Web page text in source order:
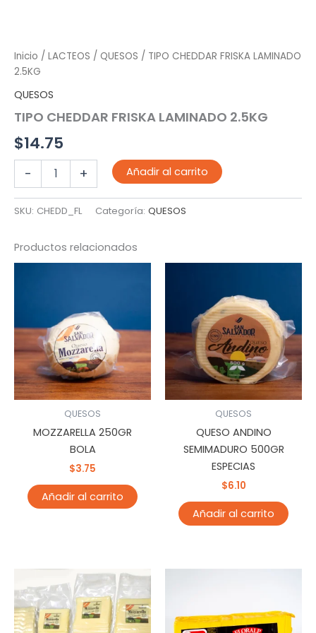
Inicio / LACTEOS / QUESOS / TIPO CHEDDAR FRISKA LAMINADO
2.5KG
QUESOS
TIPO CHEDDAR FRISKA LAMINADO 2.5KG
$14.75
-
CHEDDAR
LAMINADO
+ Añadir al carrito
SKU: CHEDD_FL Categoría: QUESOS
Productos relacionados
QUESOS
MOZZARELLA 250GR
BOLA
$3.75
Añadir al carrito
QUESOS
QUESO ANDINO
SEMIMADURO 500GR
ESPECIAS
$6.10
Añadir al carrito